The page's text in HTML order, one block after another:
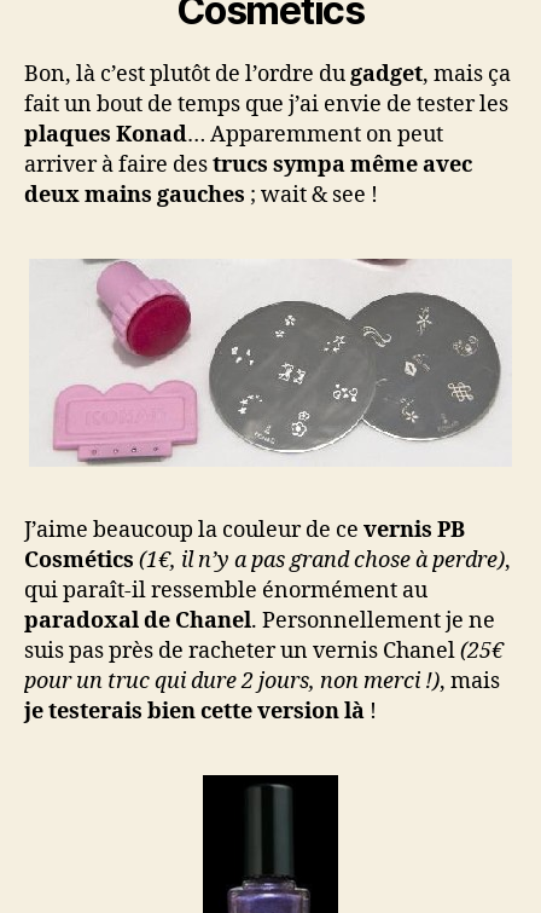
Cosmétics
Bon, là c’est plutôt de l’ordre dugadget, mais ça
fait un bout de temps que j’ai envie de tester les
plaques Konad… Apparemment on peut
arriver à faire destrucs sympa même avec
deux mains gauches ; wait & see !
J’aime beaucoup la couleur de ce vernis PB
Cosmétics (1€, il n’y a pas grand chose à perdre),
qui paraît-il ressemble énormément au
paradoxal de Chanel. Personnellement je ne
suis pas près de racheter un vernis Chanel(25€
pour un truc qui dure 2 jours, non merci !), mais
je testerais bien cette version là !